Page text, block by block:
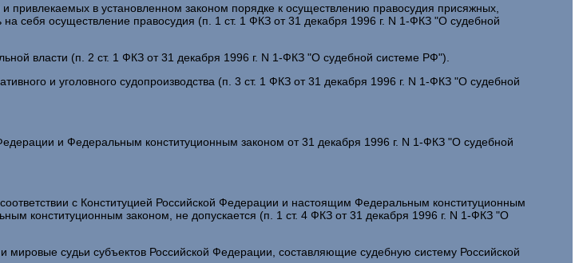
привлекаемых в установленном законом порядке к осуществлению правосудия присяжных,
себя осуществление правосудия (п. 1 ст. 1 ФКЗ от 31 декабря 1996 г. N 1-ФКЗ "О судебной
власти (п. 2 ст. 1 ФКЗ от 31 декабря 1996 г. N 1-ФКЗ "О судебной системе РФ").
и уголовного судопроизводства (п. 3 ст. 1 ФКЗ от 31 декабря 1996 г. N 1-ФКЗ "О судебной
и Федеральным конституционным законом от 31 декабря 1996 г. N 1-ФКЗ "О судебной
с Конституцией Российской Федерации и настоящим Федеральным конституционным
конституционным законом, не допускается (п. 1 ст. 4 ФКЗ от 31 декабря 1996 г. N 1-ФКЗ "О
судьи субъектов Российской Федерации, составляющие судебную систему Российской